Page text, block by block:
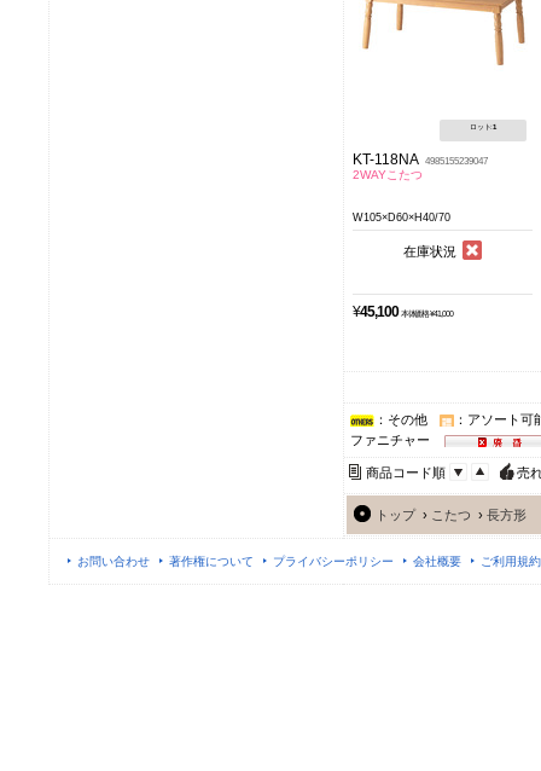
ロット:1
KT-118NA 4985155239047
2WAYこたつ
W105×D60×H40/70
在庫状況
¥45,100 本体価格 ¥41,000
：その他
：アソート可
ファニチャー
商品コード順 売
トップ› こたつ › 長方形
お問い合わせ 著作権について プライバシーポリシー 会社概要 ご利用規約